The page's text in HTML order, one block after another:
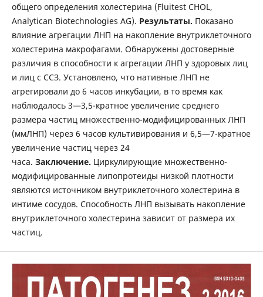
общего определения холестерина (Fluitest CHOL,
Analytican Biotechnologies AG). Результаты. Показано
влияние агрегации ЛНП на накопление внутриклеточного
холестерина макрофагами. Обнаружены достоверные
различия в способности к агрегации ЛНП у здоровых лиц
и лиц с ССЗ. Установлено, что нативные ЛНП не
агрегировали до 6 часов инкубации, в то время как
наблюдалось 3—3,5-кратное увеличение среднего
размера частиц множественно-модифицированных ЛНП
(ммЛНП) через 6 часов культивирования и 6,5—7-кратное
увеличение частиц через 24
часа. Заключение. Циркулирующие множественно-
модифицированные липопротеиды низкой плотности
являются источником внутриклеточного холестерина в
интиме сосудов. Способность ЛНП вызывать накопление
внутриклеточного холестерина зависит от размера их
частиц.